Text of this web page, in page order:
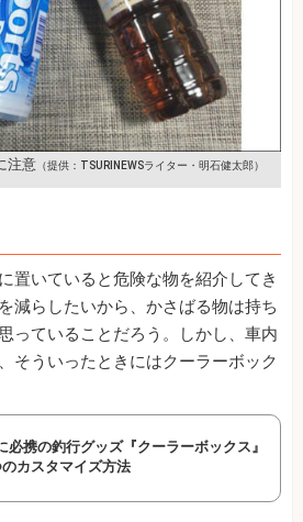
注意（提供：TSURINEWSライター・明石健太郎）
置いていると危険な物を紹介してき
減らしたいから、かさばる物は持ち
っていることだろう。しかし、車内
そういったときにはクーラーボック
必携の釣行グッズ『クーラーボックス』
のカスタマイズ方法